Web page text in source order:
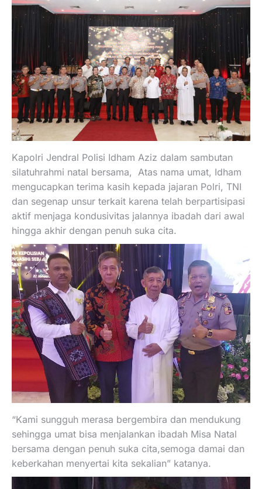
Kapolri Jendral Polisi Idham Aziz dalam sambutan
silatuhrahmi natal bersama, Atas nama umat, Idham
mengucapkan terima kasih kepada jajaran Polri, TNI
dan segenap unsur terkait karena telah berpartisipasi
aktif menjaga kondusivitas jalannya ibadah dari awal
hingga akhir dengan penuh suka cita.
“Kami sungguh merasa bergembira dan mendukung
sehingga umat bisa menjalankan ibadah Misa Natal
bersama dengan penuh suka cita,semoga damai dan
keberkahan menyertai kita sekalian” katanya.